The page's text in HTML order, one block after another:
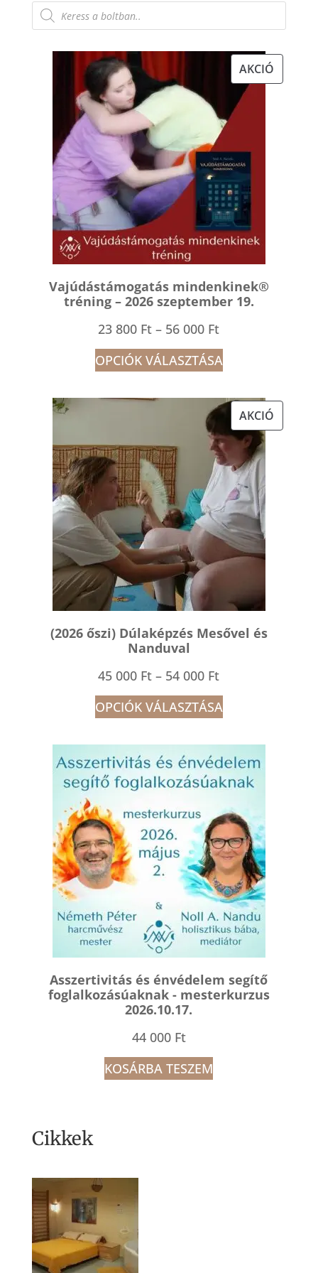
Products
search
AKCIÓ
Vajúdástámogatás mindenkinek®
tréning – 2026 szeptember 19.
23 800 Ft – 56 000 FtÁrtartomány:
23
800 Ft
-
000 Ft
OPCIÓK VÁLASZTÁSA
AKCIÓ
(2026 őszi) Dúlaképzés Mesővel és
Nanduval
45 000 Ft – 54 000 FtÁrtartomány:
45
000 Ft
-
54
000 Ft
OPCIÓK VÁLASZTÁSA
Asszertivitás és énvédelem segítő
foglalkozásúaknak - mesterkurzus
2026.10.17.
44 000 Ft
KOSÁRBA TESZEM
Cikkek